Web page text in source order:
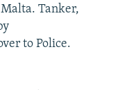
Tanker,
to Police.